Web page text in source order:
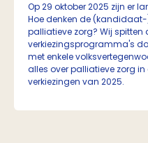
Op 29 oktober 2025 zijn er
Hoe denken de
palliatieve zorg? Wij spitten
verkiezingsprogramma's
met enkele
alles over palliatieve zorg in
verkiezingen van 2025.